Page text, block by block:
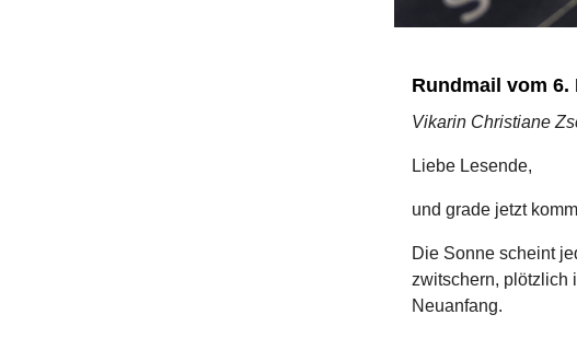
Rundmail vom 6.
Vikarin Christiane
Liebe Lesende,
und grade jetzt
Die Sonne scheint
zwitschern, plötzlich
Neuanfang.